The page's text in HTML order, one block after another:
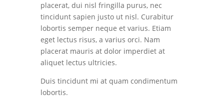
placerat, dui nisl fringilla purus, nec
tincidunt sapien justo ut nisl. Curabitur
lobortis semper neque et varius. Etiam
eget lectus risus, a varius orci. Nam
placerat mauris at dolor imperdiet at
aliquet lectus ultricies.
Duis tincidunt mi at quam condimentum
lobortis.